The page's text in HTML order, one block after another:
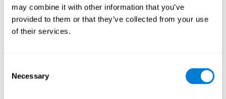
may combine it with other information that you’ve
provided to them or that they’ve collected from your use
of their services.
Selection
Necessary
مجموعة لهم والأنشطة التي يجب أن يقوموا بها. سيستلم
المشاركون دعوة بالبريد الإلكتروني و عليهم أن ننسئوا حسابا
كمستخدم ويقبلوا أنّ الباحثين يلاحظون النتائج
التي تحتوي على المهارات